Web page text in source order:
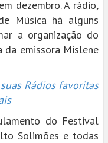
dezembro. A rádio,
Música há alguns
a organização do
da emissora Mislene
Rádios favoritas
do Festival
Solimões e todas